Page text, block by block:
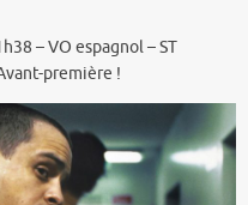
– VO espagnol – ST
première !